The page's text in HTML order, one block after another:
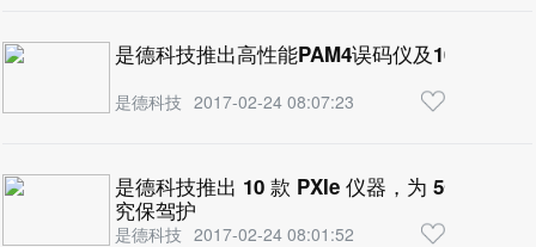
是德科技推出高性能PAM4误码仪及100GHz采
是德科技 2017-02-24 08:07:23
是德科技推出 10 款 PXIe 仪器，为 5G、航空
究保驾护
是德科技 2017-02-24 08:01:52